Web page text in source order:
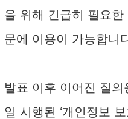
을 위해 긴급히 필요
문에 이용이 가능합니
발표 이후 이어진 질
일 시행된 ‘개인정보